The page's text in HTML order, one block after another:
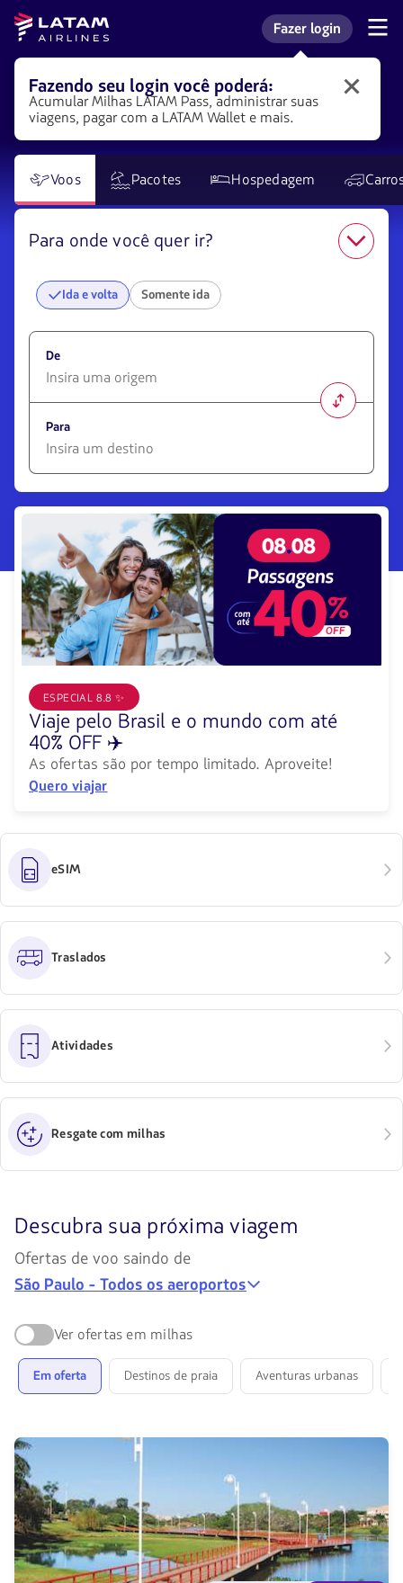
Voltar
menu.
Voltar ao
conteúdo
principal.
Avançar
à caixa
compra
Navegação
seções
usuário.
Latam
Airlines
Entrar na minha
Fazer login
Faça
login
na
LATAM
para
obter
diversos
benefícios.
Fazendo seu login você poderá:
Acumular Milhas LATAM Pass, administrar suas
viagens, pagar com a LATAM Wallet e mais.
Voos Pacotes Hospedagem
Para onde você quer ir?
Ida e volta Somente ida
De
opciones
disponibles.
Usa
las
teclas
de
navegar
Para
opciones
disponibles.
Usa
las
teclas
de
flechas
para
navegar
ESPECIAL 8.8 ✨
Viaje pelo Brasil e o mundo com até
40% OFF ✈️
As ofertas são por tempo limitado. Aproveite!
Quero viajar
eSIM
Traslados
Atividades
Resgate com milhas
Descubra sua próxima viagemDescubra
ofertas
para
um
Ofertas de voo saindo de
São Paulo - Todos os aeroportos
Ver ofertas em milhas
Em oferta Destinos de praia Aventuras urbanas